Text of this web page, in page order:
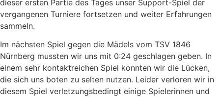
dieser ersten Partie des Tages unser Support-Spiel der
vergangenen Turniere fortsetzen und weiter Erfahrungen
sammeln.
Im nächsten Spiel gegen die Mädels vom TSV 1846
Nürnberg mussten wir uns mit 0:24 geschlagen geben. In
einem sehr kontaktreichen Spiel konnten wir die Lücken,
die sich uns boten zu selten nutzen. Leider verloren wir in
diesem Spiel verletzungsbedingt einige Spielerinnen und